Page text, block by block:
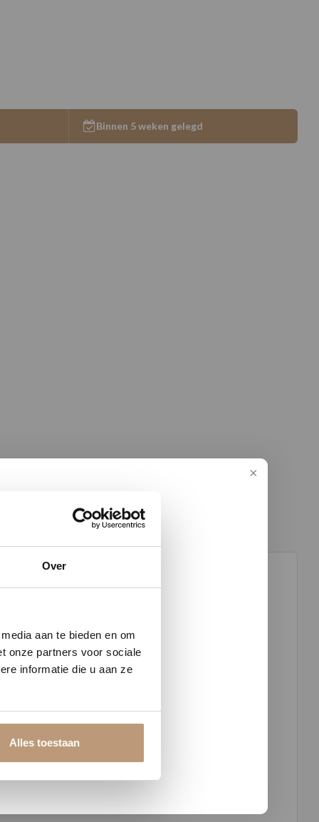
Over
aan te bieden en om
onze partners voor sociale
informatie die u aan ze
Alles toestaan
Binnen 5 weken gelegd
is uiterst krachtig en veelzijdig in gebruik.
hechting. Dankzij zijn veelzijdigheid en betrouwbaarheid is